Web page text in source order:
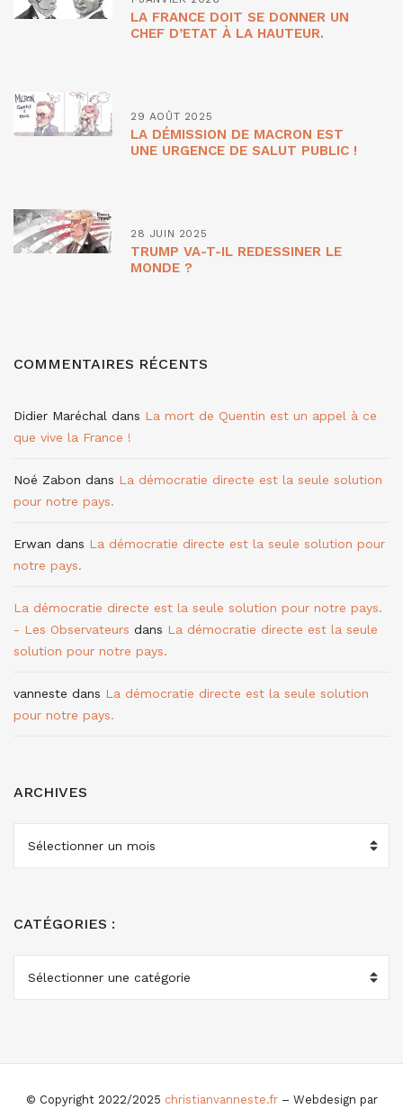
LA FRANCE DOIT SE DONNER UN
CHEF D’ETAT À LA HAUTEUR.
29 AOÛT 2025
LA DÉMISSION DE MACRON EST
UNE URGENCE DE SALUT PUBLIC !
28 JUIN 2025
TRUMP VA-T-IL REDESSINER LE
MONDE ?
COMMENTAIRES RÉCENTS
Didier Maréchal dans La mort de Quentin est un appel à ce
que vive la France !
Noé Zabon dans La démocratie directe est la seule solution
pour notre pays.
Erwan dans La démocratie directe est la seule solution pour
notre pays.
La démocratie directe est la seule solution pour notre pays.
- Les Observateurs dans La démocratie directe est la seule
solution pour notre pays.
vanneste dans La démocratie directe est la seule solution
pour notre pays.
ARCHIVES
CATÉGORIES :
© Copyright 2022/2025 christianvanneste.fr– Webdesign par